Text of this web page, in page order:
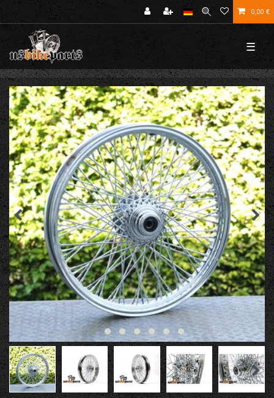
0,00 €
☰